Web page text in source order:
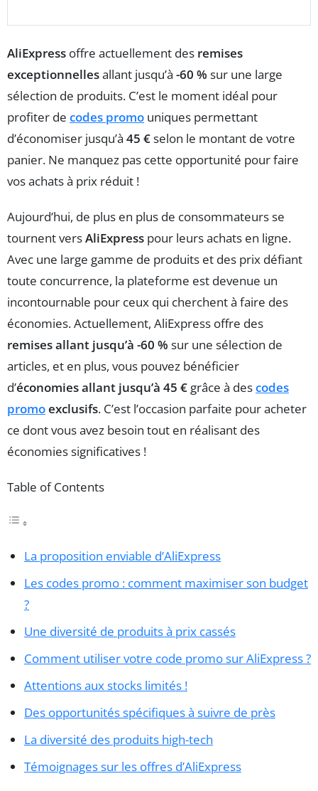
AliExpress offre actuellement des remises
exceptionnellesallant jusqu’à -60 % sur une large
sélection de produits. C’est le moment idéal pour
profiter de codes promo uniques permettant
d’économiser jusqu’à 45 €selon le montant de votre
panier. Ne manquez pas cette opportunité pour faire
vos achats à prix réduit !
Aujourd’hui, de plus en plus de consommateurs se
tournent versAliExpress pour leurs achats en ligne.
Avec une large gamme de produits et des prix défiant
toute concurrence, la plateforme est devenue un
incontournable pour ceux qui cherchent à faire des
économies. Actuellement, AliExpress offre des
remises allant jusqu’à -60 % sur une sélection de
articles, et en plus, vous pouvez bénéficier
d’économies allant jusqu’à 45 € grâce à descodes
promoexclusifs. C’est l’occasion parfaite pour acheter
ce dont vous avez besoin tout en réalisant des
économies significatives !
Table of Contents
La proposition enviable d’AliExpress
Les codes promo : comment maximiser son budget
?
Une diversité de produits à prix cassés
Comment utiliser votre code promo sur AliExpress ?
Attentions aux stocks limités !
Des opportunités spécifiques à suivre de près
La diversité des produits high-tech
Témoignages sur les offres d’AliExpress